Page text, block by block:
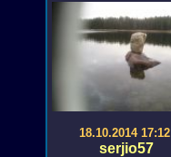
18.10.2014 17:12
serjio57